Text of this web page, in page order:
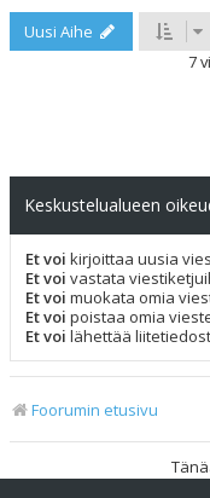
Uusi Aihe
7
Keskustelualueen
Et voi kirjoittaa uusia
Et voi vastata
Et voi muokata omia
Et voi poistaa omia
Et voi lähettää
Foorumin etusivu